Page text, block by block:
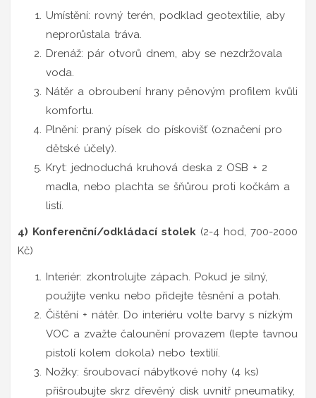
Umístění: rovný terén, podklad geotextilie, aby
neprorůstala tráva.
Drenáž: pár otvorů dnem, aby se nezdržovala
voda.
Nátěr a obroubení hrany pěnovým profilem kvůli
komfortu.
Plnění: praný písek do pískovišť (označení pro
dětské účely).
Kryt: jednoduchá kruhová deska z OSB + 2
madla, nebo plachta se šňůrou proti kočkám a
listí.
4) Konferenční/odkládací stolek (2-4 hod, 700-2000
Kč)
Interiér: zkontrolujte zápach. Pokud je silný,
použijte venku nebo přidejte těsnění a potah.
Čištění + nátěr. Do interiéru volte barvy s nízkým
VOC a zvažte čalounění provazem (lepte tavnou
pistolí kolem dokola) nebo textilií.
Nožky: šroubovací nábytkové nohy (4 ks)
přišroubujte skrz dřevěný disk uvnitř pneumatiky,